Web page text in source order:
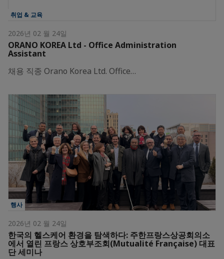
취업 & 교육
2026년 02 월 24일
ORANO KOREA Ltd - Office Administration
Assistant
채용 직종 Orano Korea Ltd. Office…
행사
2026년 02 월 24일
한국의 헬스케어 환경을 탐색하다: 주한프랑스상공회의소
에서 열린 프랑스 상호부조회(Mutualité Française) 대표
단 세미나